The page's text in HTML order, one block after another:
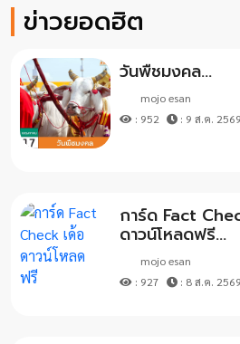
ข่าวยอดฮิต
วันพืชมงคล...
mojo esan
: 952
: 9 ส.ค.
การ์ด Fact
ดาวน์โหลดฟรี...
mojo esan
: 927
: 8 ส.ค.